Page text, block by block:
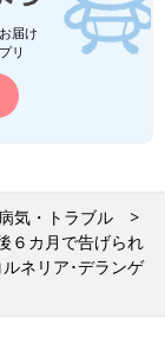
届け
リ
気・トラブル
６カ月で告げられ
ネリア･デランゲ